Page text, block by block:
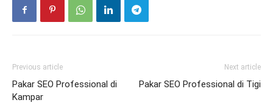
Previous article
Pakar SEO Professional di
Kampar
Next article
Pakar SEO Professional di Tigi